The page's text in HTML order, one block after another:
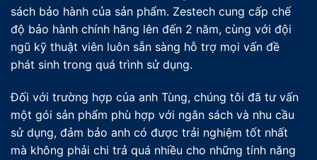
sách bảo hành của sản phẩm. Zestech cung cấp chế
độ bảo hành chính hãng lên đến 2 năm, cùng với đội
ngũ kỹ thuật viên luôn sẵn sàng hỗ trợ mọi vấn đề
phát sinh trong quá trình sử dụng.
Đối với trường hợp của anh Tùng, chúng tôi đã tư vấn
một gói sản phẩm phù hợp với ngân sách và nhu cầu
sử dụng, đảm bảo anh có được trải nghiệm tốt nhất
mà không phải chi trả quá nhiều cho những tính năng